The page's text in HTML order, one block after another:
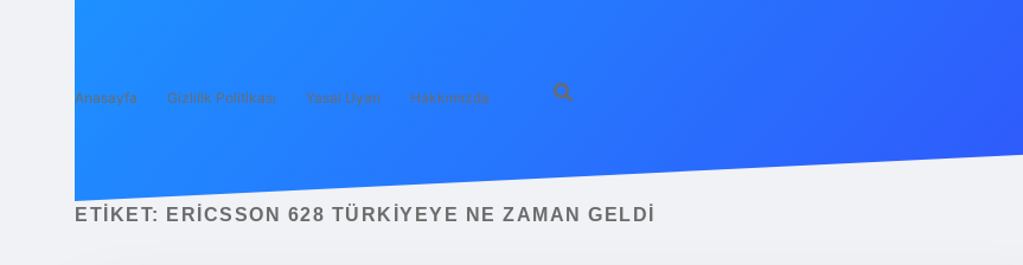
Anasayfa Gizlilik Politikası Yasal Uyarı Hakkımızda
ETIKET: ERICSSON 628 TÜRKIYEYE NE ZAMAN GELDI